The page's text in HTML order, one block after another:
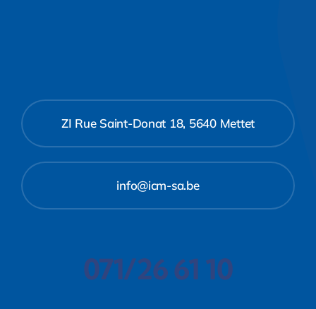
ZI Rue Saint-Donat 18, 5640 Mettet
info@icm-sa.be
071/26 61 10